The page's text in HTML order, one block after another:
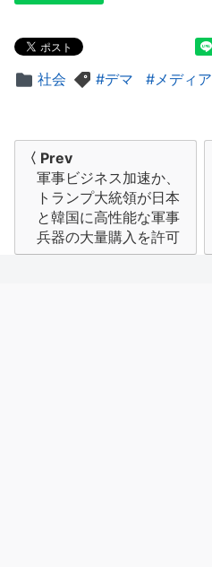
社会 デマ メディア
ビ
〈 Prev
軍事ビジネス加速か、
トランプ大統領が日本
と韓国に高性能な軍事
兵器の大量購入を許可